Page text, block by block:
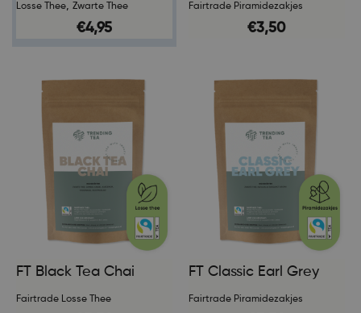
Losse Thee Zwarte Thee
€4,95
Fairtrade Piramidezakjes
€3,50
FT Black Tea Chai
Fairtrade Losse Thee
FT Classic Earl Grey
Fairtrade Piramidezakjes